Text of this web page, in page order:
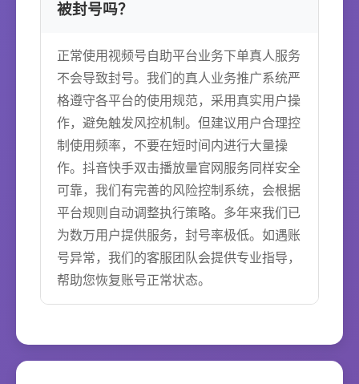
被封号吗？
正常使用视频号自助平台业务下单真人服务
不会导致封号。我们的真人业务推广系统严
格遵守各平台的使用规范，采用真实用户操
作，避免触发风控机制。但建议用户合理控
制使用频率，不要在短时间内进行大量操
作。抖音快手双击播放量官网服务同样安全
可靠，我们有完善的风险控制系统，会根据
平台规则自动调整执行策略。多年来我们已
为数万用户提供服务，封号率极低。如遇账
号异常，我们的客服团队会提供专业指导，
帮助您恢复账号正常状态。